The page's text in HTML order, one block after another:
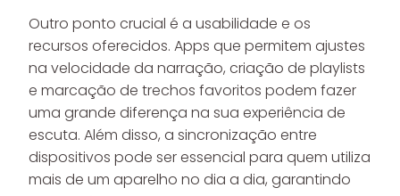
Outro ponto crucial é a usabilidade e os
recursos oferecidos. Apps que permitem ajustes
na velocidade da narração, criação de playlists
e marcação de trechos favoritos podem fazer
uma grande diferença na sua experiência de
escuta. Além disso, a sincronização entre
dispositivos pode ser essencial para quem utiliza
mais de um aparelho no dia a dia, garantindo